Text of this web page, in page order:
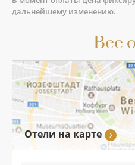
Все
Отели на карте
дальнейшему изменению.